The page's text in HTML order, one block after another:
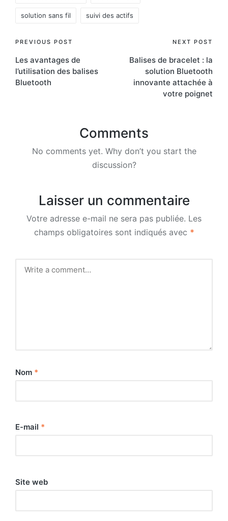
solution sans fil suivi des actifs
Post
navigation
PREVIOUS POST
Les avantages de
l’utilisation des balises
Bluetooth
NEXT POST
Balises de bracelet : la
solution Bluetooth
innovante attachée à
votre poignet
Comments
No comments yet. Why don’t you start the
discussion?
Laisser un commentaire
Votre adresse e-mail ne sera pas publiée. Les
champs obligatoires sont indiqués avec *
Nom *
E-mail *
Site web